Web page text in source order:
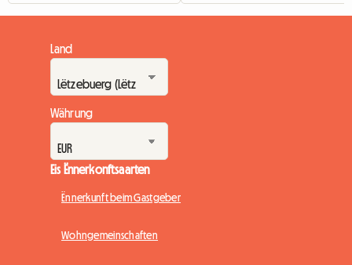
Land
Währung
Eis Ënnerkonftsaarten
Ënnerkunft beim Gastgeber
Wohngemeinschaften